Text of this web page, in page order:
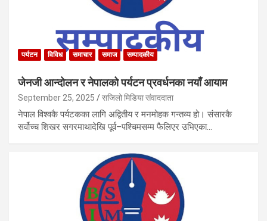
पर्यटन विविध समाचार समाज सम्पादकीय
जेनजी आन्दोलन र नेपालको पर्यटन प्रवर्धनका नयाँ आयाम
September 25, 2025 सजिलो मिडिया संवाददाता
नेपाल विश्वकै पर्यटकका लागि अद्वितीय र मनमोहक गन्तव्य हो। संसारकै
सर्वोच्च शिखर सगरमाथादेखि पूर्व–पश्चिमसम्म फैलिएर उभिएका…